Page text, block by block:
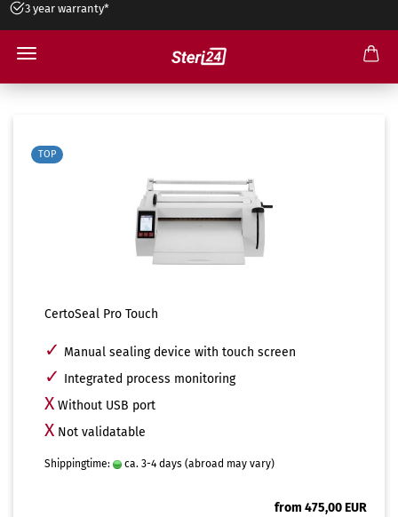
3 year warranty*
CertoSeal Pro Touch Sealer
TOP
CertoSeal Pro Touch
✓ Manual sealing device with touch screen
✓ Integrated process monitoring
X Without USB port
X Not validatable
Shippingtime: ca. 3-4 days (abroad may vary)
from 475,00 EUR